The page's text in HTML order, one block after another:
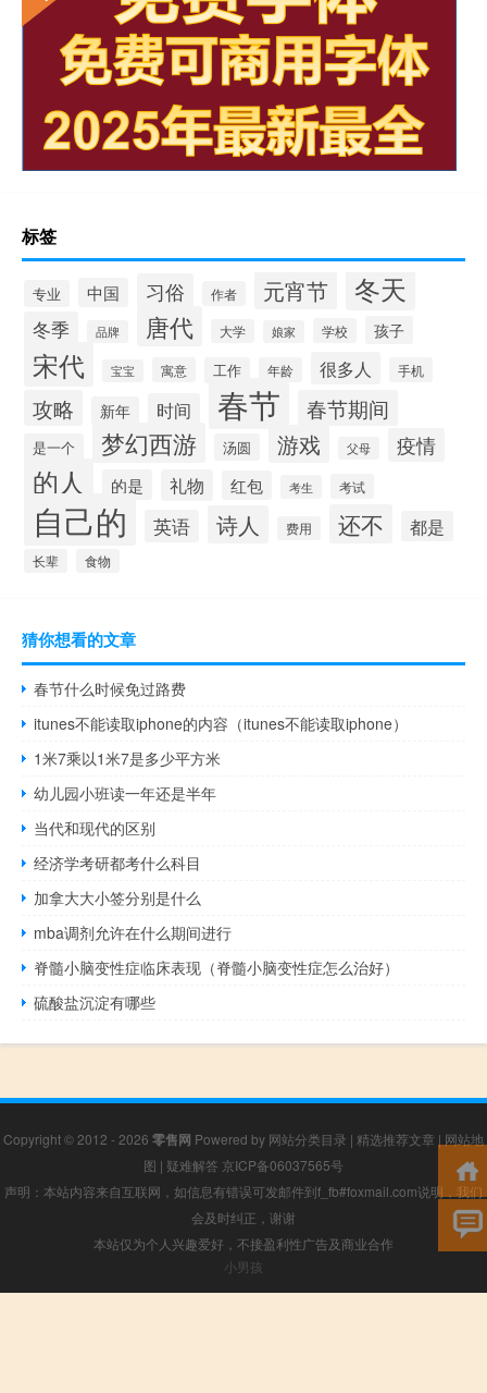
标签
专业 中国 习俗 作者 元宵节 冬天
冬季 品牌 唐代 大学 娘家 学校 孩子
宋代 宝宝 寓意 工作 年龄 很多人 手机
攻略 新年 时间 春节 春节期间
是一个 梦幻西游 汤圆 游戏 父母 疫情
的人 的是 礼物 红包 考生 考试
自己的 英语 诗人 费用 还不 都是
长辈 食物
猜你想看的文章
春节什么时候免过路费
itunes不能读取iphone的内容（itunes不能读取iphone）
1米7乘以1米7是多少平方米
幼儿园小班读一年还是半年
当代和现代的区别
经济学考研都考什么科目
加拿大大小签分别是什么
mba调剂允许在什么期间进行
脊髓小脑变性症临床表现（脊髓小脑变性症怎么治好）
硫酸盐沉淀有哪些
Copyright © 2012 - 2026 零售网 Powered by 网站分类目录 | 精选推荐文章 | 网站地
图 | 疑难解答 京ICP备06037565号
声明：本站内容来自互联网，如信息有错误可发邮件到f_fb#foxmail.com说明，我们
会及时纠正，谢谢
本站仅为个人兴趣爱好，不接盈利性广告及商业合作
小男孩